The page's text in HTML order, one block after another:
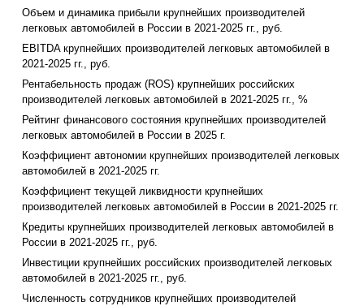
Объем и динамика прибыли крупнейших производителей
легковых автомобилей в России в 2021-2025 гг., руб.
EBITDA крупнейших производителей легковых автомобилей в
2021-2025 гг., руб.
Рентабельность продаж (ROS) крупнейших российских
производителей легковых автомобилей в 2021-2025 гг., %
Рейтинг финансового состояния крупнейших производителей
легковых автомобилей в России в 2025 г.
Коэффициент автономии крупнейших производителей легковых
автомобилей в 2021-2025 гг.
Коэффициент текущей ликвидности крупнейших
производителей легковых автомобилей в России в 2021-2025 гг.
Кредиты крупнейших производителей легковых автомобилей в
России в 2021-2025 гг., руб.
Инвестиции крупнейших российских производителей легковых
автомобилей в 2021-2025 гг., руб.
Численность сотрудников крупнейших производителей